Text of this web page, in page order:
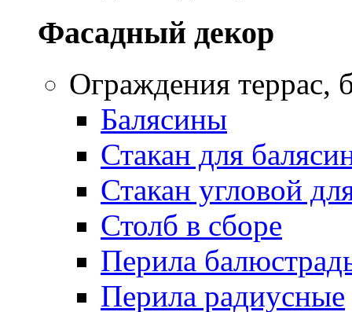
Фасадный декор
Oграждения террас,
Балясины
Стакан для
Стакан угловой
Столб в сборе
Перила
Перила радиусные